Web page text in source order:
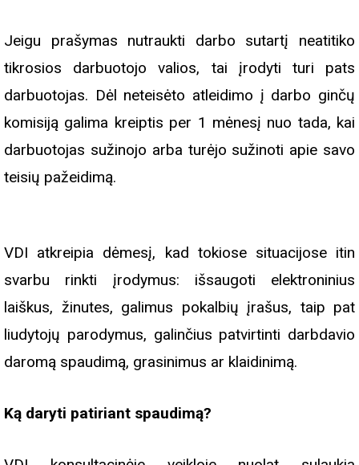
Jeigu prašymas nutraukti darbo sutartį neatitiko
tikrosios darbuotojo valios, tai įrodyti turi pats
darbuotojas. Dėl neteisėto atleidimo į darbo ginčų
komisiją galima kreiptis per 1 mėnesį nuo tada, kai
darbuotojas sužinojo arba turėjo sužinoti apie savo
teisių pažeidimą.
VDI atkreipia dėmesį, kad tokiose situacijose itin
svarbu rinkti įrodymus: išsaugoti elektroninius
laiškus, žinutes, galimus pokalbių įrašus, taip pat
liudytojų parodymus, galinčius patvirtinti darbdavio
daromą spaudimą, grasinimus ar klaidinimą.
Ką daryti patiriant spaudimą?